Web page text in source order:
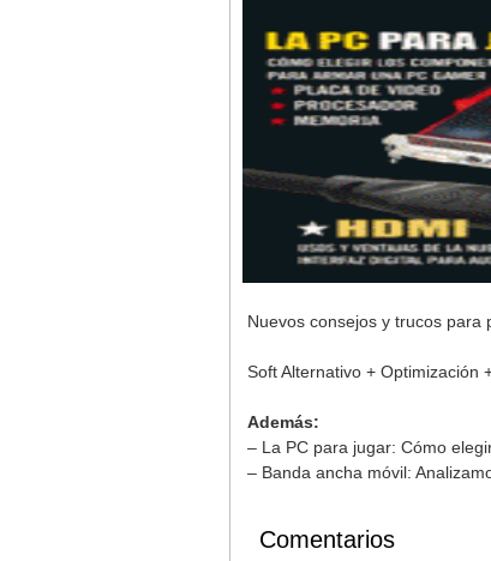
Nuevos consejos y trucos para
Soft Alternativo + Optimización
Además:
– La PC para jugar: Cómo
– Banda ancha móvil:
Comentarios